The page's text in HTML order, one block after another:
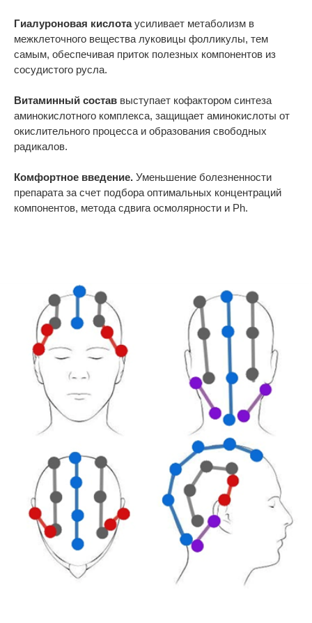
Гиалуроновая кислотаусиливает метаболизм в
межклеточного вещества луковицы фолликулы, тем
самым, обеспечивая приток полезных компонентов из
сосудистого русла.
Витаминный состав выступает кофактором синтеза
аминокислотного комплекса, защищает аминокислоты от
окислительного процесса и образования свободных
радикалов.
Комфортное введение. Уменьшение болезненности
препарата за счет подбора оптимальных концентраций
компонентов, метода сдвига осмолярности и Ph.